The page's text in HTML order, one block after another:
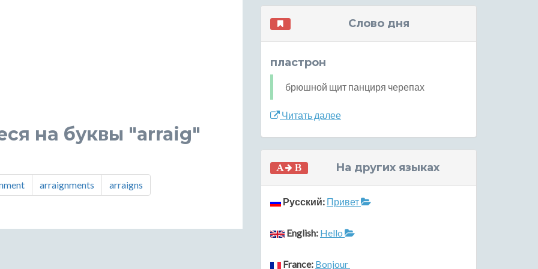
на буквы "arraig"
arraignments arraigns
Слово дня
пластрон
брюшной щит панциря черепах
Читать далее
На других языках
Русский: Привет
English: Hello
France: Bonjour